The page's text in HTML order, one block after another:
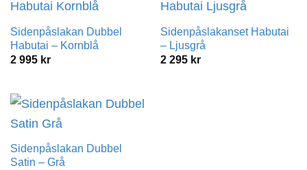
Sidenpåslakan Dubbel
Habutai – Kornblå
2 995 kr
Sidenpåslakanset Habutai
– Ljusgrå
2 295 kr
Sidenpåslakan Dubbel
Satin – Grå